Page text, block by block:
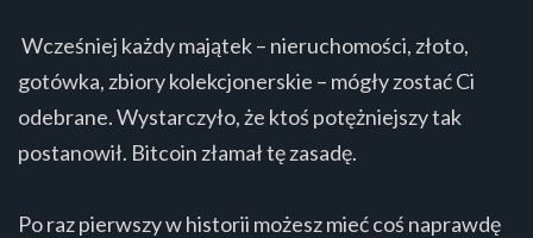
Wcześniej każdy majątek – nieruchomości, złoto,
gotówka, zbiory kolekcjonerskie – mógły zostać Ci
odebrane. Wystarczyło, że ktoś potężniejszy tak
postanowił. Bitcoin złamał tę zasadę.
Po raz pierwszy w historii możesz mieć coś naprawdę